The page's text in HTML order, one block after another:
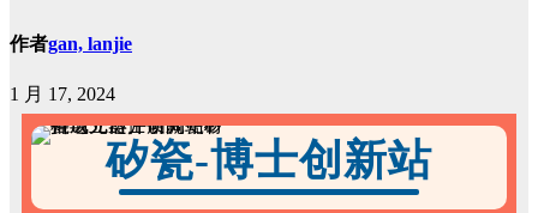
作者gan, lanjie
1 月 17, 2024
矽瓷-博士创新站